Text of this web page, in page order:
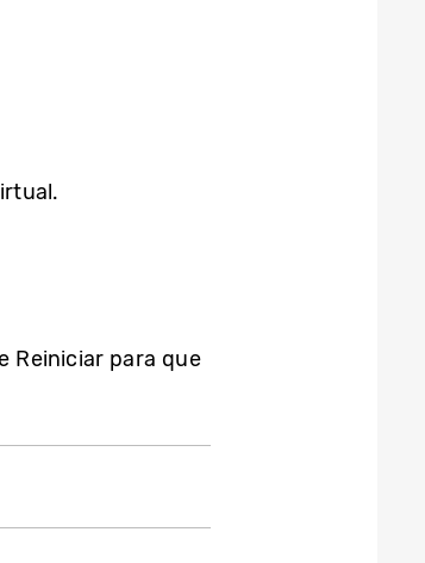
Reiniciar para que